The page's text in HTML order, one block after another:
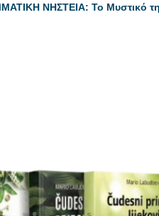
ΝΗΣΤΕΙΑ: Το Μυστικό